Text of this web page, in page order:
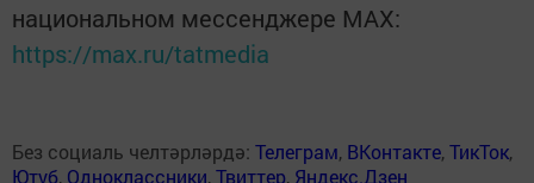
национальном мессенджере MАХ:
https://max.ru/tatmedia
Без социаль челтәрләрдә: Телеграм, ВКонтакте,ТикТок,
Ютуб, Одноклассники,Твиттер, Яндекс.Дзен